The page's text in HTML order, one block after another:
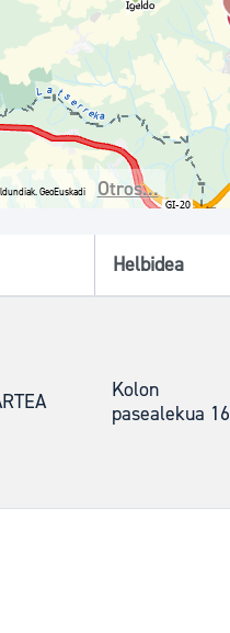
GeoEuskadi Otros...
Helbidea
Kolon
pasealekua 16